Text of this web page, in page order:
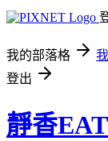
我的部落格
登出
靜香EAT